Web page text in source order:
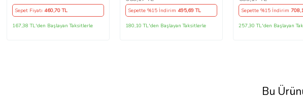
Sepet Fiyatı 460,70 TL
167,38 TL'den Başlayan Taksitlerle
Bileklik
Sepette %15 İndirim 495,69 TL
180,10 TL'den Başlayan Taksitlerle
Kararmaz (Gümüş)
Sepette %15 İndirim 708
257,30 TL'den Başlayan
Bu